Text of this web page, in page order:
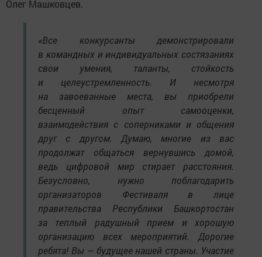
Олег Машковцев.
«Все конкурсанты демонстрировали
в командных и индивидуальных состязаниях
свои умения, таланты, стойкость
и целеустремленность. И несмотря
на завоеванные места, вы приобрели
бесценный опыт самооценки,
взаимодействия с соперниками и общения
друг с другом. Думаю, многие из вас
продолжат общаться вернувшись домой,
ведь цифровой мир стирает расстояния.
Безусловно, нужно поблагодарить
организаторов Фестиваля в лице
правительства Республики Башкортостан
за теплый радушный прием и хорошую
организацию всех мероприятий. Дорогие
ребята! Вы — будущее нашей страны. Участие